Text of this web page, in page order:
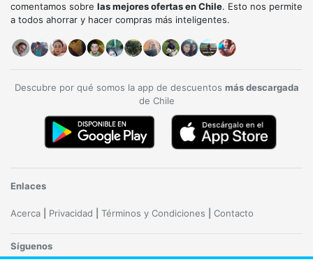
comentamos sobre las mejores ofertas en Chile. Esto nos permite
a todos ahorrar y hacer compras más inteligentes.
Descubre por qué somos la app de descuentos más descargada
de Chile
Enlaces
Acerca Privacidad Términos y Condiciones Contacto
Síguenos